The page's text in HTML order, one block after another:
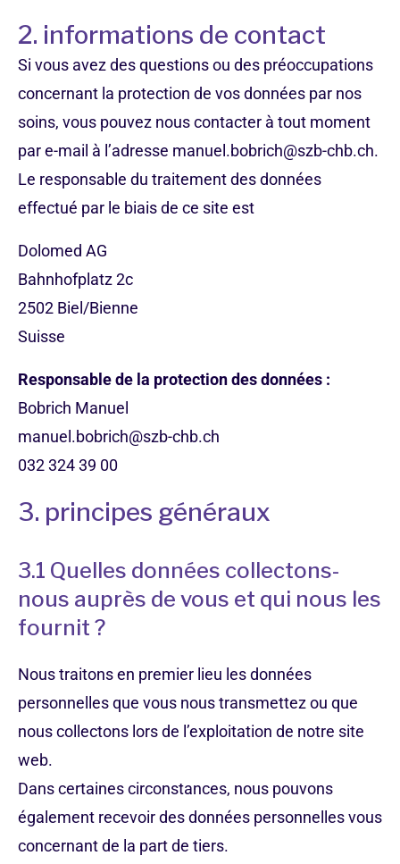
2. informations de contact
Si vous avez des questions ou des préoccupations
concernant la protection de vos données par nos
soins, vous pouvez nous contacter à tout moment
par e-mail à l’adresse manuel.bobrich@szb-chb.ch.
Le responsable du traitement des données
effectué par le biais de ce site est
Dolomed AG
Bahnhofplatz 2c
2502 Biel/Bienne
Suisse
Responsable de la protection des données :
Bobrich Manuel
manuel.bobrich@szb-chb.ch
032 324 39 00
3. principes généraux
3.1 Quelles données collectons-
nous auprès de vous et qui nous les
fournit ?
Nous traitons en premier lieu les données
personnelles que vous nous transmettez ou que
nous collectons lors de l’exploitation de notre site
web.
Dans certaines circonstances, nous pouvons
également recevoir des données personnelles vous
concernant de la part de tiers.